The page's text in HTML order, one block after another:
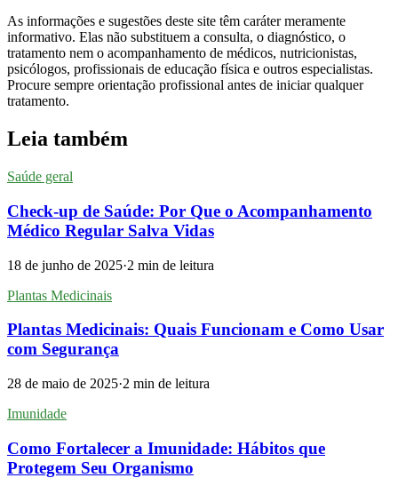
As informações e sugestões deste site têm caráter meramente
informativo. Elas não substituem a consulta, o diagnóstico, o
tratamento nem o acompanhamento de médicos, nutricionistas,
psicólogos, profissionais de educação física e outros especialistas.
Procure sempre orientação profissional antes de iniciar qualquer
tratamento.
Leia também
Saúde geral
Check-up de Saúde: Por Que o Acompanhamento
Médico Regular Salva Vidas
18 de junho de 2025·2 min de leitura
Plantas Medicinais
Plantas Medicinais: Quais Funcionam e Como Usar
com Segurança
28 de maio de 2025·2 min de leitura
Imunidade
Como Fortalecer a Imunidade: Hábitos que
Protegem Seu Organismo